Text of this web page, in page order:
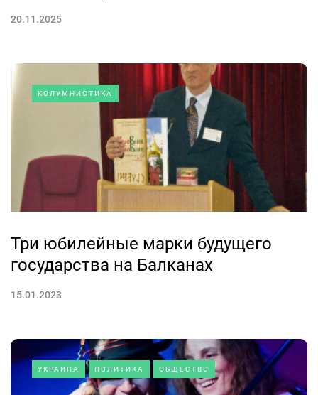
20.11.2025
КОЛУМНИСТИКА
Три юбилейные марки будущего
государства на Балканах
15.01.2023
УКРАИНА ПОЛИТИКА ОБЩЕСТВО